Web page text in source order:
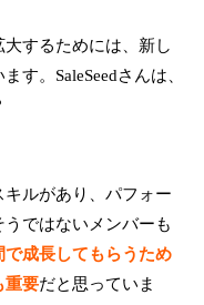
するためには、新し
す。SaleSeedさんは、
ルがあり、パフォー
ではないメンバーも
で成長してもらうため
重要だと思っていま